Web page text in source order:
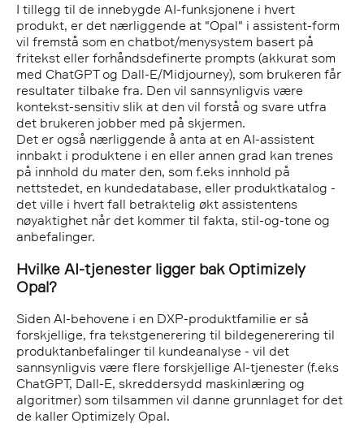
I tillegg til de innebygde AI-funksjonene i hvert
produkt, er det nærliggende at "Opal" i assistent-form
vil fremstå som en chatbot/menysystem basert på
fritekst eller forhåndsdefinerte prompts (akkurat som
med ChatGPT og Dall-E/Midjourney), som brukeren får
resultater tilbake fra. Den vil sannsynligvis være
kontekst-sensitiv slik at den vil forstå og svare utfra
det brukeren jobber med på skjermen.
Det er også nærliggende å anta at en AI-assistent
innbakt i produktene i en eller annen grad kan trenes
på innhold du mater den, som f.eks innhold på
nettstedet, en kundedatabase, eller produktkatalog -
det ville i hvert fall betraktelig økt assistentens
nøyaktighet når det kommer til fakta, stil-og-tone og
anbefalinger.
Hvilke AI-tjenester ligger bak Optimizely
Opal?
Siden AI-behovene i en DXP-produktfamilie er så
forskjellige, fra tekstgenerering til bildegenerering til
produktanbefalinger til kundeanalyse - vil det
sannsynligvis være flere forskjellige AI-tjenester (f.eks
ChatGPT, Dall-E, skreddersydd maskinlæring og
algoritmer) som tilsammen vil danne grunnlaget for det
de kaller Optimizely Opal.